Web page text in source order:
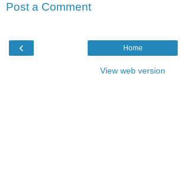
Post a Comment
‹ Home
View web version